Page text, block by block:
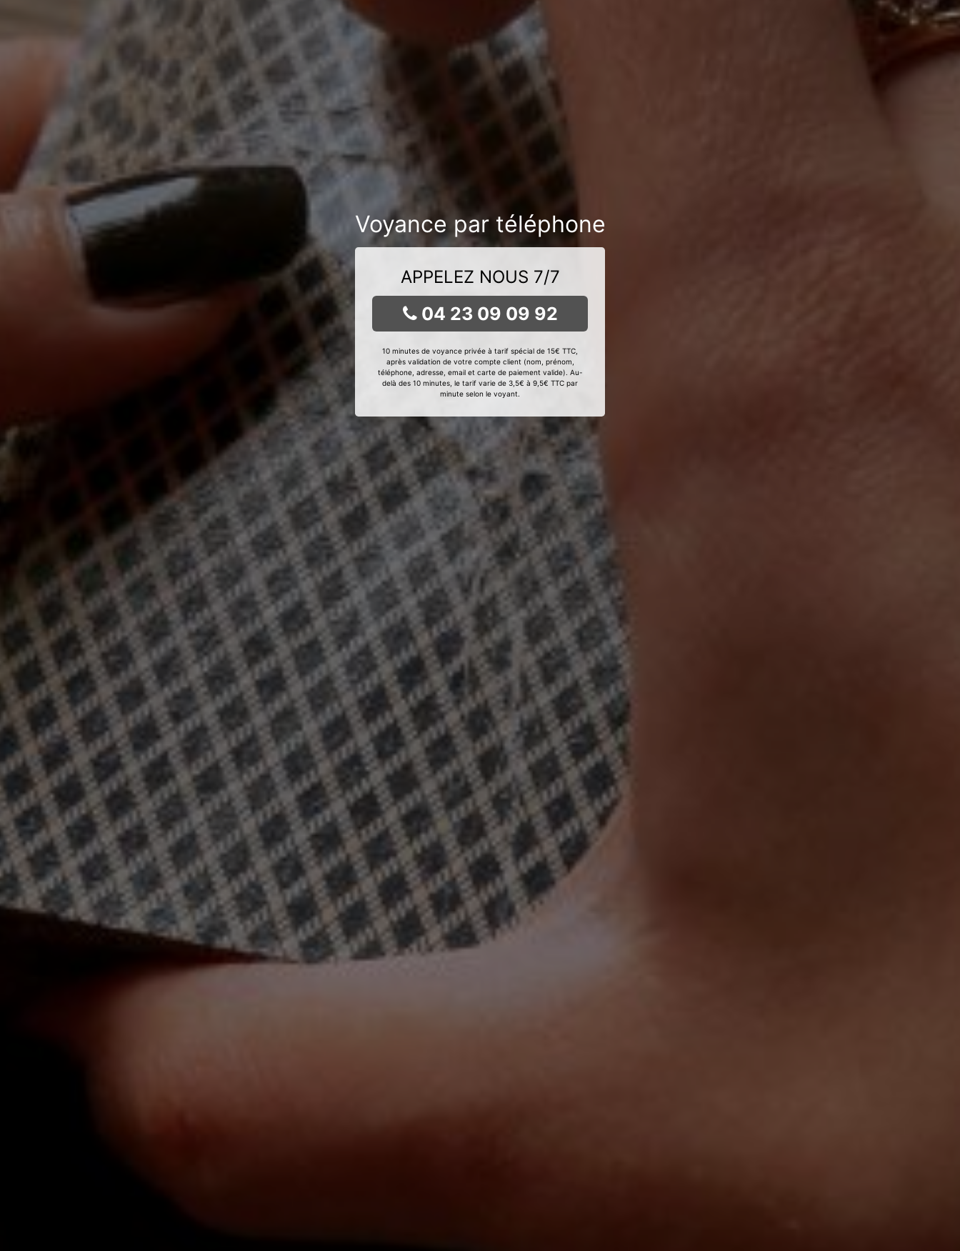
Voyance par téléphone
APPELEZ NOUS 7/7
04 23 09 09 92
10 minutes de voyance privée à tarif spécial de 15€ TTC,
après validation de votre compte client (nom, prénom,
téléphone, adresse, email et carte de paiement valide). Au-
delà des 10 minutes, le tarif varie de 3,5€ à 9,5€ TTC par
minute selon le voyant.